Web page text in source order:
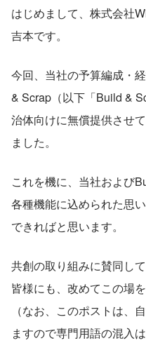
はじめまして、株式会社
吉本です。
今回、当社の予算編成・
& Scrap（以下「Build &
治体向けに無償提供させ
ました。
これを機に、当社および
各種機能に込められた思
できればと思います。
共創の取り組みに賛同し
皆様にも、改めてこの場
（なお、このポストは、
ますので専門用語の混入